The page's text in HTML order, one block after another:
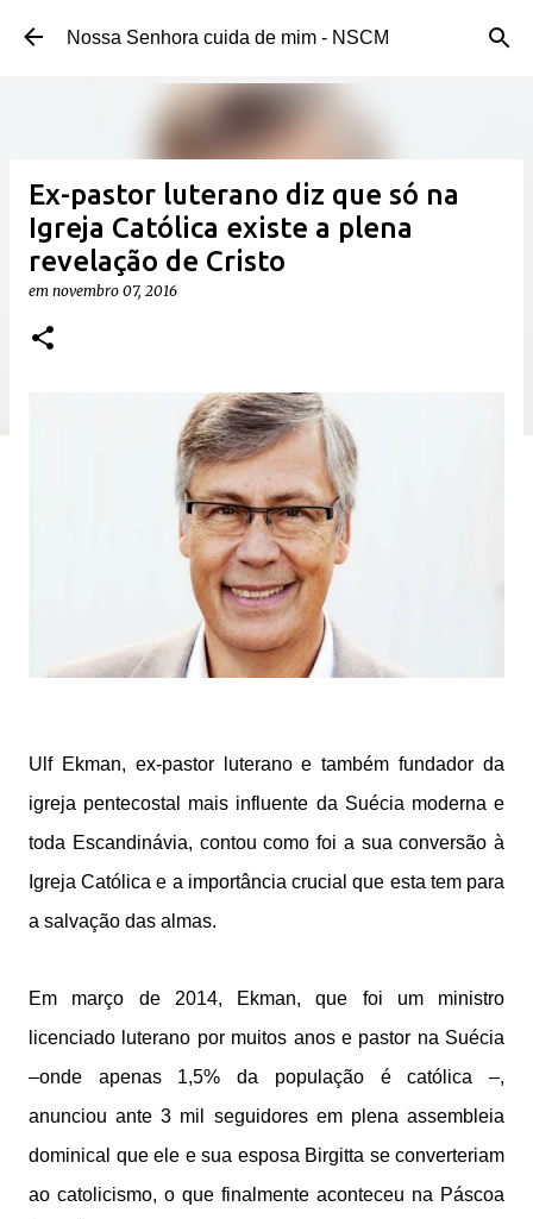
Pular para o conteúdo principal
Nossa Senhora cuida de mim - NSCM
Ex-pastor luterano diz que só na
Igreja Católica existe a plena
revelação de Cristo
em novembro 07, 2016
Ulf Ekman, ex-pastor luterano e também fundador da
igreja pentecostal mais influente da Suécia moderna e
toda Escandinávia, contou como foi a sua conversão à
Igreja Católica e a importância crucial que esta tem para
a salvação das almas.
Em março de 2014, Ekman, que foi um ministro
licenciado luterano por muitos anos e pastor na Suécia
–onde apenas 1,5% da população é católica –,
anunciou ante 3 mil seguidores em plena assembleia
dominical que ele e sua esposa Birgitta se converteriam
ao catolicismo, o que finalmente aconteceu na Páscoa